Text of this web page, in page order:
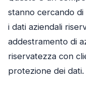
stanno cercando
i dati aziendali
addestramento di
riservatezza con
protezione dei dati.